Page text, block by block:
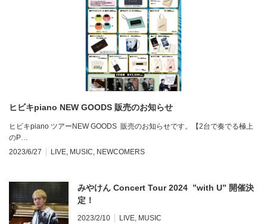
ヒビキpiano NEW GOODS 販売のお知らせ
ヒビキpiano ツアーNEW GOODS 販売のお知らせです。【2台で奏でる極上
のP…
2023/6/27
LIVE, MUSIC, NEWCOMERS
みやけん Concert Tour 2024 ”with U” 開催決
定！
2023/2/10 LIVE, MUSIC